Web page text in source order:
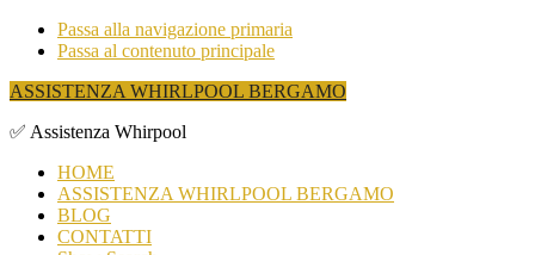
Passa alla navigazione primaria
Passa al contenuto principale
ASSISTENZA WHIRLPOOL BERGAMO
✅ Assistenza Whirpool
HOME
ASSISTENZA WHIRLPOOL BERGAMO
BLOG
CONTATTI